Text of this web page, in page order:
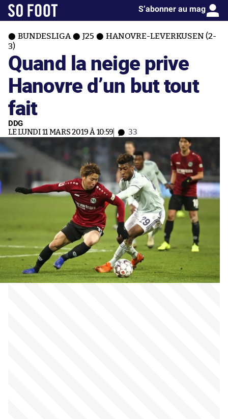
S’abonner au mag
BUNDESLIGA J25
HANOVRE-LEVERKUSEN (2-
3)
Quand la neige prive
Hanovre d’un but tout
fait
DDG
LE LUNDI 11 MARS 2019 À 10:59 33